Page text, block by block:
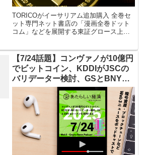
TORICOがイーサリアム追加購入 全巻セ
ット専門ネット書店の「漫画全巻ドット
コム」などを展開する東証グロース上場
加取得を1月13日に発表した。 […]
【7/24話題】コンヴァノが10億円
でビットコイン、KDDIがJSCの
バリデーター検討、GSとBNYの
トークン化MMFなど（音声ニュ
ース）